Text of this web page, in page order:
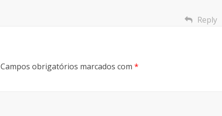
Reply
Campos obrigatórios marcados com *